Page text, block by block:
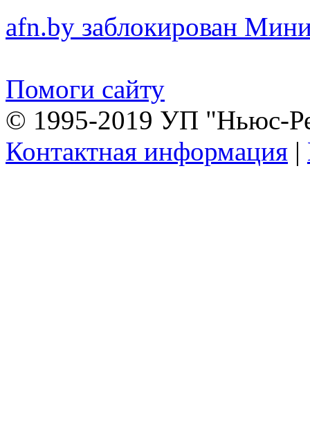
afn.by заблокирован
Помоги сайту
© 1995-2019 УП "Ньюс-
Контактная информация |